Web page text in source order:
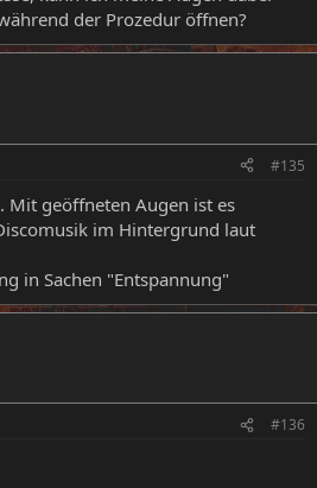
der Prozedur öffnen?
#135
Mit geöffneten Augen ist es
im Hintergrund laut
in Sachen "Entspannung"
#136